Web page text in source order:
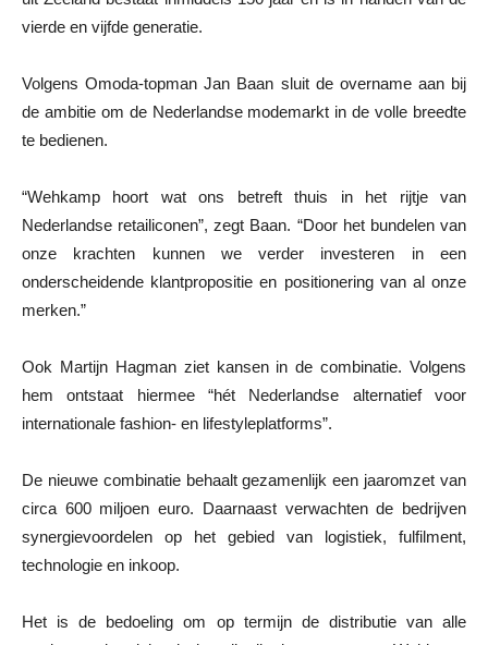
vierde en vijfde generatie.
Volgens Omoda-topman Jan Baan sluit de overname aan bij
de ambitie om de Nederlandse modemarkt in de volle breedte
te bedienen.
“Wehkamp hoort wat ons betreft thuis in het rijtje van
Nederlandse retailiconen”, zegt Baan. “Door het bundelen van
onze krachten kunnen we verder investeren in een
onderscheidende klantpropositie en positionering van al onze
merken.”
Ook Martijn Hagman ziet kansen in de combinatie. Volgens
hem ontstaat hiermee “hét Nederlandse alternatief voor
internationale fashion- en lifestyleplatforms”.
De nieuwe combinatie behaalt gezamenlijk een jaaromzet van
circa 600 miljoen euro. Daarnaast verwachten de bedrijven
synergievoordelen op het gebied van logistiek, fulfilment,
technologie en inkoop.
Het is de bedoeling om op termijn de distributie van alle